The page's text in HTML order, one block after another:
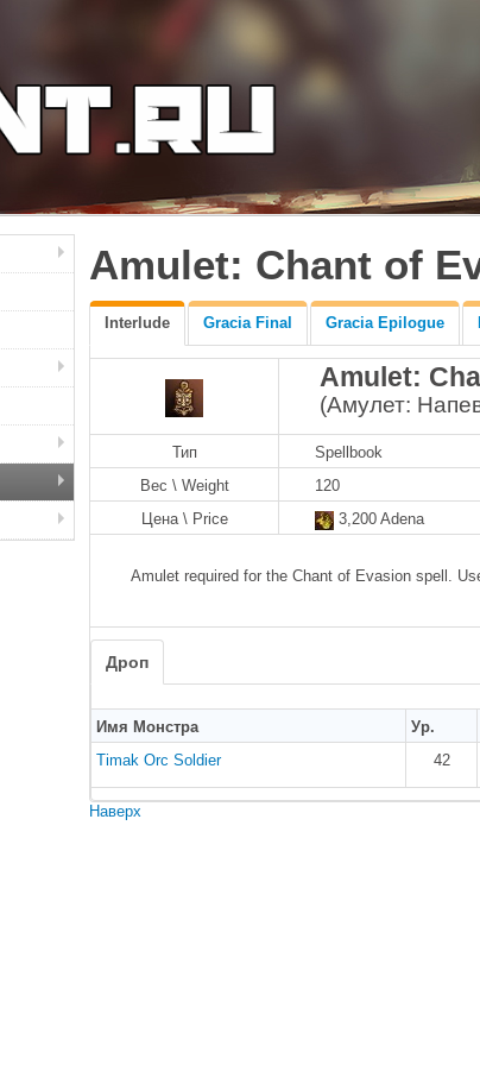
Amulet: Chant of
Interlude Gracia Final Gracia Epilogue
Amulet:
(Амулет:
Тип
Spellbook
Вес \ Weight
120
Цена \ Price
3,200 Adena
Amulet required for the Chant of Evasion spell.
Дроп
Имя Монстра Ур.
Timak Orc Soldier
42
Наверх